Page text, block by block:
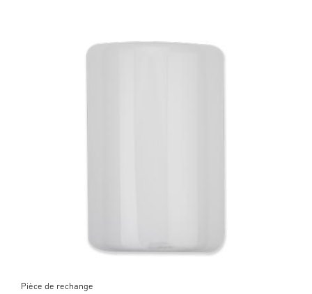
Pièce de rechange